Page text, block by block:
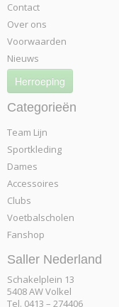
Contact
Over ons
Voorwaarden
Nieuws
Herroeping
Categorieën
Team Lijn
Sportkleding
Dames
Accessoires
Clubs
Voetbalscholen
Fanshop
Saller Nederland
Schakelplein 13
5408 AW Volkel
Tel. 0413 – 274406